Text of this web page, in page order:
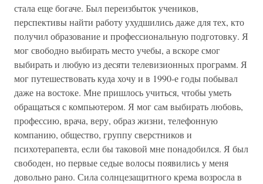
стала еще богаче. Был переизбыток учеников,
перспективы найти работу ухудшились даже для тех, кто
получил образование и профессиональную подготовку. Я
мог свободно выбирать место учебы, а вскоре смог
выбирать и любую из десяти телевизионных программ. Я
мог путешествовать куда хочу и в 1990-е годы побывал
даже на востоке. Мне пришлось учиться, чтобы уметь
обращаться с компьютером. Я мог сам выбирать любовь,
профессию, врача, веру, образ жизни, телефонную
компанию, общество, группу сверстников и
психотерапевта, если бы таковой мне понадобился. Я был
свободен, но первые седые волосы появились у меня
довольно рано. Сила солнцезащитного крема возросла в